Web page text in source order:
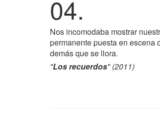
04.
Nos incomodaba mostrar
permanente puesta en escena
demás que se llora.
"Los recuerdos" (2011)